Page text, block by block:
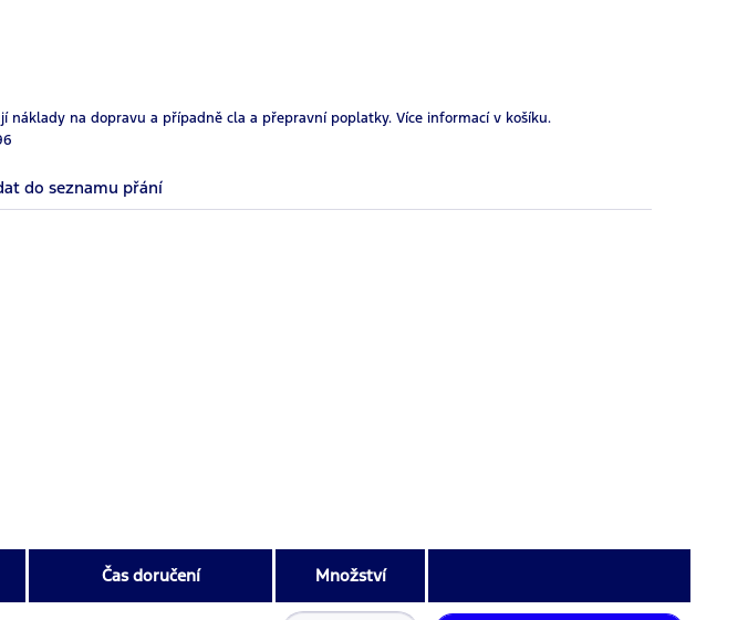
náklady na dopravu a případně cla a přepravní poplatky. Více informací v košíku.
do seznamu přání
Čas doručení Množství